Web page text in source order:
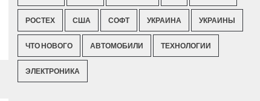
РОСТЕХ США СОФТ УКРАИНА УКРАИНЫ
ЧТО НОВОГО АВТОМОБИЛИ ТЕХНОЛОГИИ
ЭЛЕКТРОНИКА